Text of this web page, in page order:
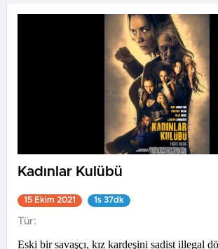
Kadınlar Kulübü
15 Ekim 2021 1s 37dk
Tür:
Eski bir savaşçı, kız kardeşini sadist illegal